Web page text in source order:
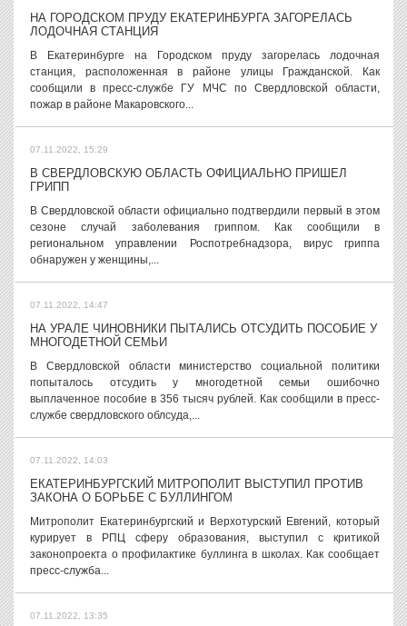
НА ГОРОДСКОМ ПРУДУ ЕКАТЕРИНБУРГА ЗАГОРЕЛАСЬ
ЛОДОЧНАЯ СТАНЦИЯ
В Екатеринбурге на Городском пруду загорелась лодочная
станция, расположенная в районе улицы Гражданской. Как
сообщили в пресс-службе ГУ МЧС по Свердловской области,
пожар в районе Макаровского...
07.11.2022, 15:29
В СВЕРДЛОВСКУЮ ОБЛАСТЬ ОФИЦИАЛЬНО ПРИШЕЛ
ГРИПП
В Свердловской области официально подтвердили первый в этом
сезоне случай заболевания гриппом. Как сообщили в
региональном управлении Роспотребнадзора, вирус гриппа
обнаружен у женщины,...
07.11.2022, 14:47
НА УРАЛЕ ЧИНОВНИКИ ПЫТАЛИСЬ ОТСУДИТЬ ПОСОБИЕ У
МНОГОДЕТНОЙ СЕМЬИ
В Свердловской области министерство социальной политики
попыталось отсудить у многодетной семьи ошибочно
выплаченное пособие в 356 тысяч рублей. Как сообщили в пресс-
службе свердловского облсуда,...
07.11.2022, 14:03
ЕКАТЕРИНБУРГСКИЙ МИТРОПОЛИТ ВЫСТУПИЛ ПРОТИВ
ЗАКОНА О БОРЬБЕ С БУЛЛИНГОМ
Митрополит Екатеринбургский и Верхотурский Евгений, который
курирует в РПЦ сферу образования, выступил с критикой
законопроекта о профилактике буллинга в школах. Как сообщает
пресс-служба...
07.11.2022, 13:35